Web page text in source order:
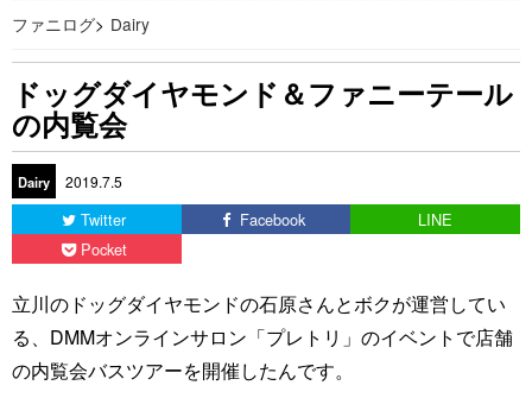
ファニログ> Dairy
ドッグダイヤモンド＆ファニーテール
の内覧会
Dairy 2019.7.5
Twitter Facebook
LINE
Pocket
立川のドッグダイヤモンドの石原さんとボクが運営してい
る、DMMオンラインサロン「プレトリ」のイベントで店舗
の内覧会バスツアーを開催したんです。